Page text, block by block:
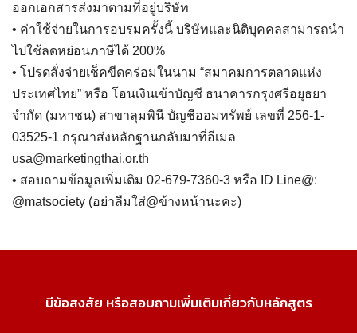
ออกเอกสารส่งมาตามที่อยู่บริษัท
• ค่าใช้จ่ายในการอบรมครั้งนี้ บริษัทและนิติบุคคลสามารถนำ
ไปใช้ลดหย่อนภาษีได้ 200%
• โปรดสั่งจ่ายเช็คขีดคร่อมในนาม “สมาคมการตลาดแห่ง
ประเทศไทย” หรือ โอนเงินเข้าบัญชี ธนาคารกรุงศรีอยุธยา
จำกัด (มหาชน) สาขาลุมพินี บัญชีออมทรัพย์ เลขที่ 256-1-
03525-1 กรุณาส่งหลักฐานกลับมาที่อีเมล
usa@marketingthai.or.th
• สอบถามข้อมูลเพิ่มเติม 02-679-7360-3 หรือ ID Line@:
@matsociety (อย่าลืมใส่@ข้างหน้านะคะ)
มีข้อสงสัย หรือสอบถามเพิ่มเติมเกี่ยวกับหลักสูตร